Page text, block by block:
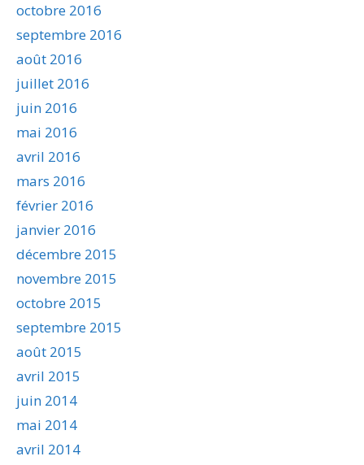
octobre 2016
septembre 2016
août 2016
juillet 2016
juin 2016
mai 2016
avril 2016
mars 2016
février 2016
janvier 2016
décembre 2015
novembre 2015
octobre 2015
septembre 2015
août 2015
avril 2015
juin 2014
mai 2014
avril 2014